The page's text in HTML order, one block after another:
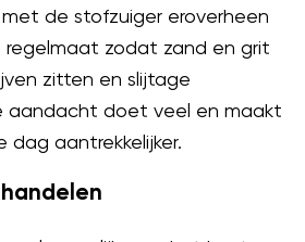
de stofzuiger eroverheen
zodat zand en grit
zitten en slijtage
aandacht doet veel en maakt
dag aantrekkelijker.